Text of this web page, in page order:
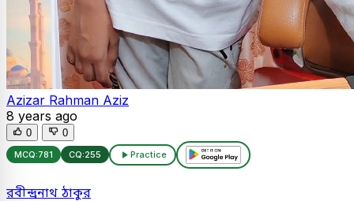
Azizar Rahman Aziz
8 years ago
0 0
MCQ:781 CQ:255 Practice
রবীন্দ্রনাথ ঠাকুর